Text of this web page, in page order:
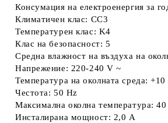
Консумация на електроенергия за
Климатичен клас: CC3
Температурен клас: K4
Клас на безопасност: 5
Средна влажност на въздуха на
Напрежение: 220-240 V ~
Температура на околната среда: +10
Честота: 50 Hz
Максимална околна температура: 40
Инсталирана мощност: 2,0 A